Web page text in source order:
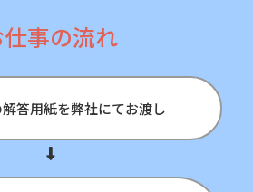
事の流れ
答用紙を弊社にてお渡し